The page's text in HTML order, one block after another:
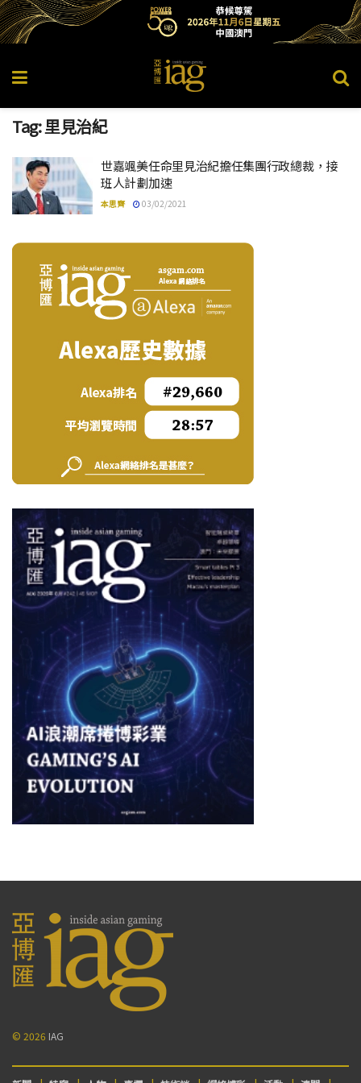
Tag:里見治紀
世嘉颯美任命里見治紀擔任集團行政總裁，接
班人計劃加速
本思齊 03/02/2021
© 2026 IAG